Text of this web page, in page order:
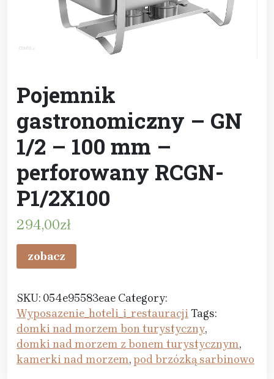
Pojemnik
gastronomiczny – GN
1/2 – 100 mm –
perforowany RCGN-
P1/2X100
294,00zł
zobacz
SKU: 054e95583eae Category:
Wyposazenie_hoteli_i_restauracjiTags:
domki nad morzem bon turystyczny,
domki nad morzem z bonem turystycznym,
kamerki nad morzem,pod brzózką sarbinowo